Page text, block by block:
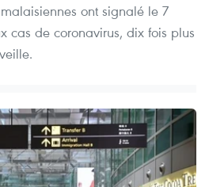
ont signalé le 7
cas de coronavirus, dix fois plus